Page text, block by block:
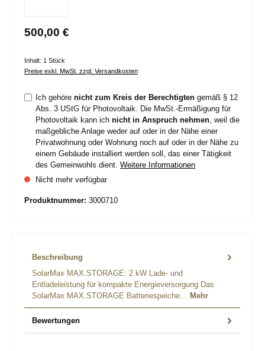
Regulärer Preis:
500,00 €
Inhalt: 1 Stück
Preise exkl. MwSt. zzgl. Versandkosten
Ich gehörenicht zum Kreis der Berechtigten gemäß § 12
Abs. 3 UStG für Photovoltaik. Die MwSt.-Ermäßigung für
Photovoltaik kann ichnicht in Anspruch nehmen , weil die
maßgebliche Anlage weder auf oder in der Nähe einer
Privatwohnung oder Wohnung noch auf oder in der Nähe zu
einem Gebäude installiert werden soll, das einer Tätigkeit
des Gemeinwohls dient.Weitere Informationen
Nicht mehr verfügbar
Produktnummer: 3000710
Beschreibung
SolarMax MAX.STORAGE: 2 kW Lade- und
Entladeleistung für kompakte Energieversorgung Das
SolarMax MAX.STORAGE Batteriespeiche… Mehr
Bewertungen